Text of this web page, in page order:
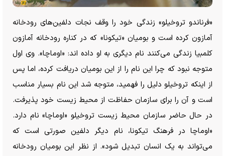
«فرناندو تروخیلو» زندگی خود را وقف نجات دلفین‌های رودخانه
آمازون کرده است و بومیان «تیکونا» که در کناره رودخانه آمازون
کلمبیا زندگی می‌کنند نام دیگری به او داده اند: «اوماچا». وی اول
متوجه نبود که چرا این نام را از این بومیان دریافت کرده، اما پس
از اینکه تروخیلو دلیل را فهمید، متوجه شد این نام بسیار مناسب
است و آن را برای سازمان حفاظت از محیط زیست خود پذیرفت.
در حال حاضر سازمان محیط زیست تروخیلو «اوماچا» نام دارد.
«اوماچا در فرهنگ تیکونا، نام دیگر دلفین صورتی است که
می‌تواند به یک انسان تبدیل شود». از نظر این بومیان رودخانه